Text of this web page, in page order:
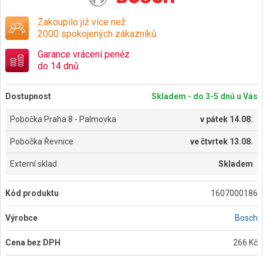
Zakoupilo již více než
2000 spokojených zákazníků
Garance vrácení peněz
do 14 dnů
Dostupnost Skladem - do 3-5 dnů u Vás
Pobočka Praha 8 - Palmovka v pátek 14.08.
Pobočka Řevnice večtvrtek 13.08.
Externí sklad Skladem
Kód produktu 1607000186
Výrobce Bosch
Cena bez DPH 266 Kč